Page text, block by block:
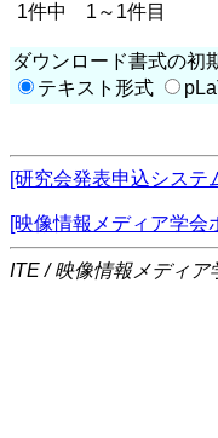
1件中 1～1件目
ダウンロード書式の初
テキスト形式
[研究会発表申込システ
[映像情報メディア学会
ITE / 映像情報メディア